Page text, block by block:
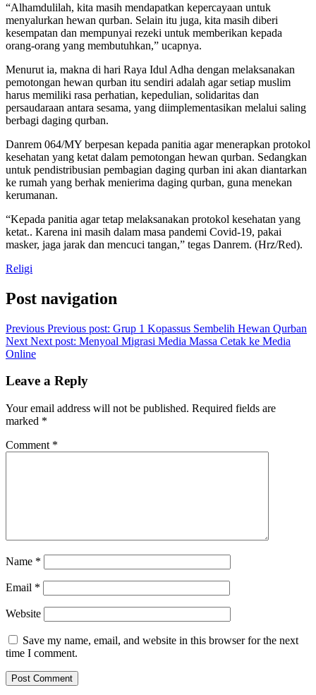
“Alhamdulilah, kita masih mendapatkan kepercayaan untuk
menyalurkan hewan qurban. Selain itu juga, kita masih diberi
kesempatan dan mempunyai rezeki untuk memberikan kepada
orang-orang yang membutuhkan,” ucapnya.
Menurut ia, makna di hari Raya Idul Adha dengan melaksanakan
pemotongan hewan qurban itu sendiri adalah agar setiap muslim
harus memiliki rasa perhatian, kepedulian, solidaritas dan
persaudaraan antara sesama, yang diimplementasikan melalui saling
berbagi daging qurban.
Danrem 064/MY berpesan kepada panitia agar menerapkan protokol
kesehatan yang ketat dalam pemotongan hewan qurban. Sedangkan
untuk pendistribusian pembagian daging qurban ini akan diantarkan
ke rumah yang berhak menierima daging qurban, guna menekan
kerumanan.
“Kepada panitia agar tetap melaksanakan protokol kesehatan yang
ketat.. Karena ini masih dalam masa pandemi Covid-19, pakai
masker, jaga jarak dan mencuci tangan,” tegas Danrem. (Hrz/Red).
Religi
Post navigation
Previous Previous post: Grup 1 Kopassus Sembelih Hewan Qurban
Next Next post: Menyoal Migrasi Media Massa Cetak ke Media
Online
Leave a Reply
Your email address will not be published. Required fields are
marked *
Comment *
Name *
Email *
Website
Save my name, email, and website in this browser for the next
time I comment.